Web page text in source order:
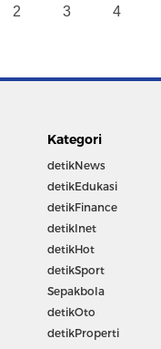
2 3 4
Kategori
detikNews
detikEdukasi
detikFinance
detikInet
detikHot
detikSport
Sepakbola
detikOto
detikProperti